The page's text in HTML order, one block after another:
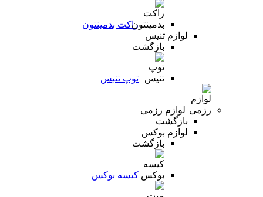
راکت بدمینتون
لوازم تنیس
بازگشت
توپ تنیس
لوازم رزمی
بازگشت
لوازم بوکس
بازگشت
کیسه بوکس